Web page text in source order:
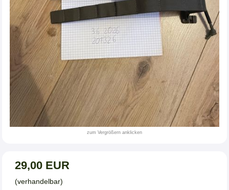
zum Vergrößern anklicken
29,00 EUR
(verhandelbar)